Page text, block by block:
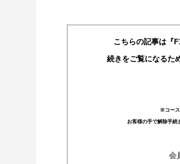
こちらの記事は『
続きをご覧になるた
※コース
お客様の手で解除手続
会
【特別企画】2026年ホン
①「アストンマーティン